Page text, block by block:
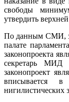
свободы
утвердить
По данным СМИ,
палате
законопроекта
секретарь МИД
законопроект
вписывается в
нигилистических